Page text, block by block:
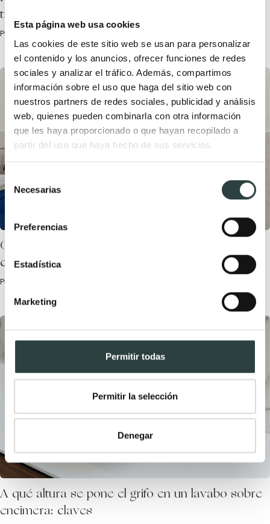
Esta página web usa cookies
Las cookies de este sitio web se usan para personalizar
el contenido y los anuncios, ofrecer funciones de redes
sociales y analizar el tráfico. Además, compartimos
información sobre el uso que haga del sitio web con
nuestros partners de redes sociales, publicidad y análisis
web, quienes pueden combinarla con otra información
que les haya proporcionado o que hayan recopilado a
partir del uso que haya hecho de sus servicios.
Selección
de Necesarias
Preferencias
Estadística
Marketing
Permitir todas
Permitir la selección
Denegar
transformar tu espacio
Publicada el 25 Agosto, 2025 por TODOMUEBLES.
Conoce los tipos de inodoros y sus
características
Publicada el 7 Agosto, 2025 por TODOMUEBLES.
A qué altura se pone el grifo en un lavabo sobre
encimera: claves